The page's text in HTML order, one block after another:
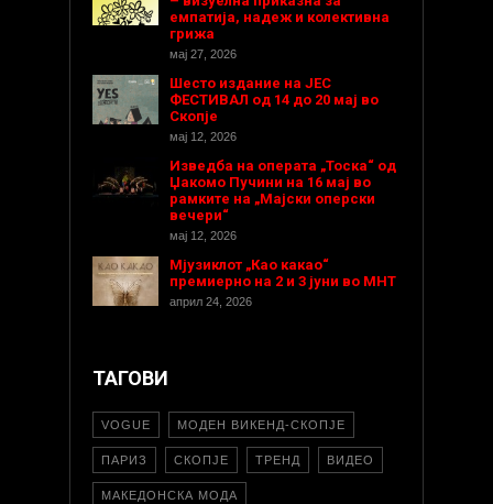
емпатија, надеж и колективна
грижа
мај 27, 2026
Шесто издание на ЈЕС
ФЕСТИВАЛ од 14 до 20 мај во
Скопје
мај 12, 2026
Изведба на операта „Тоска“ од
Џакомо Пучини на 16 мај во
рамките на „Мајски оперски
вечери“
мај 12, 2026
Мјузиклот „Као какао“
премиерно на 2 и 3 јуни во МНТ
април 24, 2026
ТАГОВИ
VOGUE МОДЕН ВИКЕНД-СКОПЈЕ
ПАРИЗ СКОПЈЕ ТРЕНД ВИДЕО
МАКЕДОНСКА МОДА